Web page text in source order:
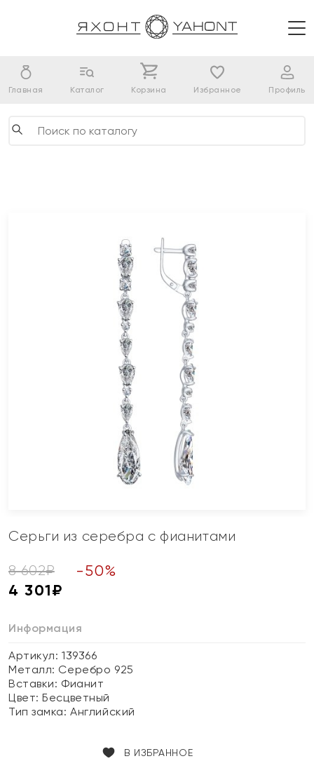
Главная Каталог Корзина Избранное Профиль
Серьги из серебра с фианитами
8 602₽ -50%
4 301₽
Информация
Артикул: 139366
Металл: Серебро 925
Вставки: Фианит
Цвет:Бесцветный
Тип замка:Английский
В ИЗБРАННОЕ